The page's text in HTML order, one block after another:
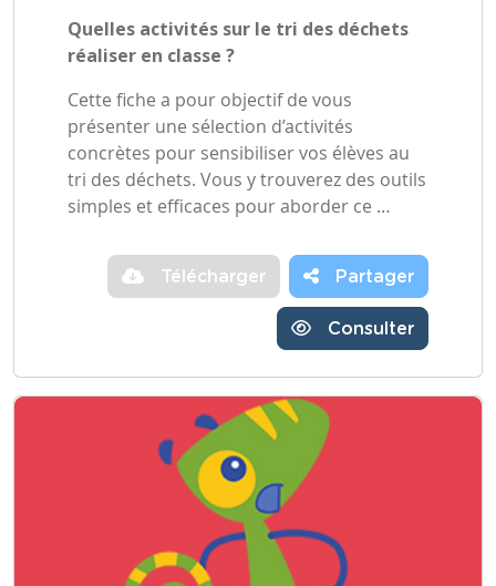
Quelles activités sur le tri des déchets
réaliser en classe ?
Cette fiche a pour objectif de vous
présenter une sélection d’activités
concrètes pour sensibiliser vos élèves au
tri des déchets. Vous y trouverez des outils
simples et efficaces pour aborder ce …
Télécharger Partager
Consulter